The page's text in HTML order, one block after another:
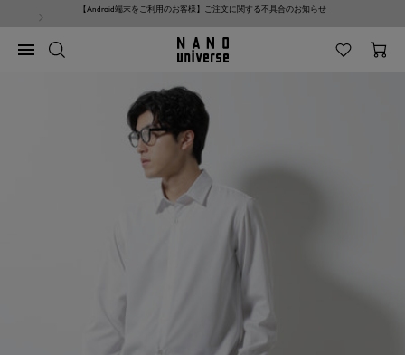
【Android端末をご利用のお客様】ご注文に関する不具合のお知らせ
ナ
NANO
universe